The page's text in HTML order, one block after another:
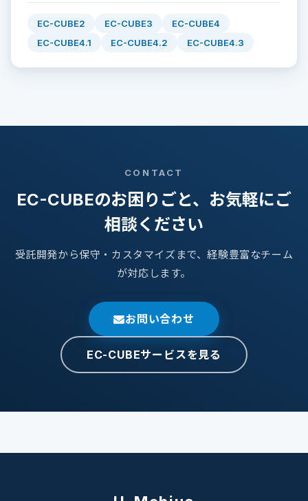
EC-CUBE2 EC-CUBE3
EC-CUBE4
EC-CUBE4.1
EC-CUBE4.2 EC-CUBE4.3
CONTACT
EC-CUBEのお困りごと、お気軽にご
相談ください
受託開発から保守・カスタマイズまで、経験豊富なチーム
が対応します。
お問い合わせ
EC-CUBEサービスを見る